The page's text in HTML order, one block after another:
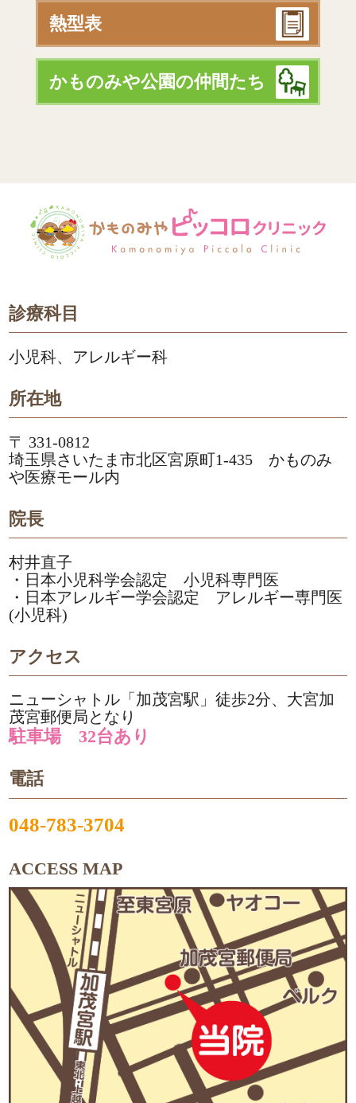
熱型表
かものみや公園の仲間たち
診療科目
小児科、アレルギー科
所在地
〒 331-0812
埼玉県さいたま市北区宮原町1-435 かものみ
や医療モール内
院長
村井直子
・日本小児科学会認定 小児科専門医
・日本アレルギー学会認定 アレルギー専門医
(小児科)
アクセス
ニューシャトル「加茂宮駅」徒歩2分、大宮加
茂宮郵便局となり
駐車場 32台あり
電話
048-783-3704
ACCESS MAP